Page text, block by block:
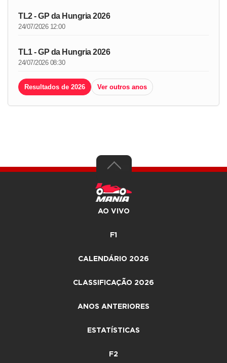
TL2 - GP da Hungria 2026
24/07/2026 12:00
TL1 - GP da Hungria 2026
24/07/2026 08:30
Resultados de 2026 Ver outros anos
AO VIVO
F1
CALENDÁRIO 2026
CLASSIFICAÇÃO 2026
ANOS ANTERIORES
ESTATÍSTICAS
F2